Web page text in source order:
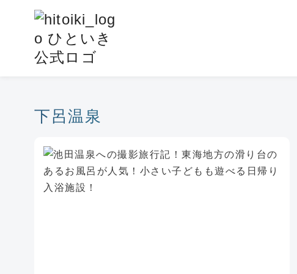
下呂温泉